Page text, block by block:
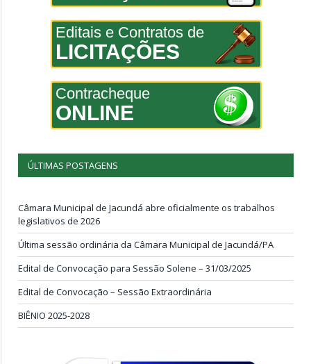
Editais e Contratos de
LICITAÇÕES
Contracheque
ONLINE
ÚLTIMAS POSTAGENS
Câmara Municipal de Jacundá abre oficialmente os trabalhos
legislativos de 2026
Última sessão ordinária da Câmara Municipal de Jacundá/PA
Edital de Convocação para Sessão Solene – 31/03/2025
Edital de Convocação – Sessão Extraordinária
BIÊNIO 2025-2028